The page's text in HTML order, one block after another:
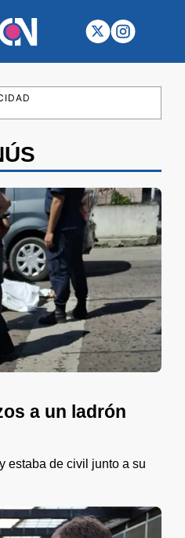
a un ladrón
estaba de civil junto a su